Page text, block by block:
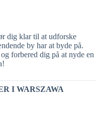
dig klar til at udforske
by har at byde på.
forbered dig på at nyde en
I WARSZAWA